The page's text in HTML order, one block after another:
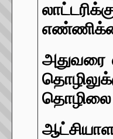
அதுவரை
தொழிலை